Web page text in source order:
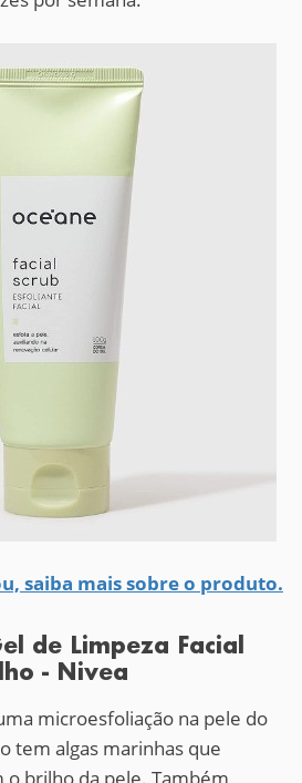
saiba mais sobre o produto.
de Limpeza Facial
- Nivea
microesfoliação na pele do
tem algas marinhas que